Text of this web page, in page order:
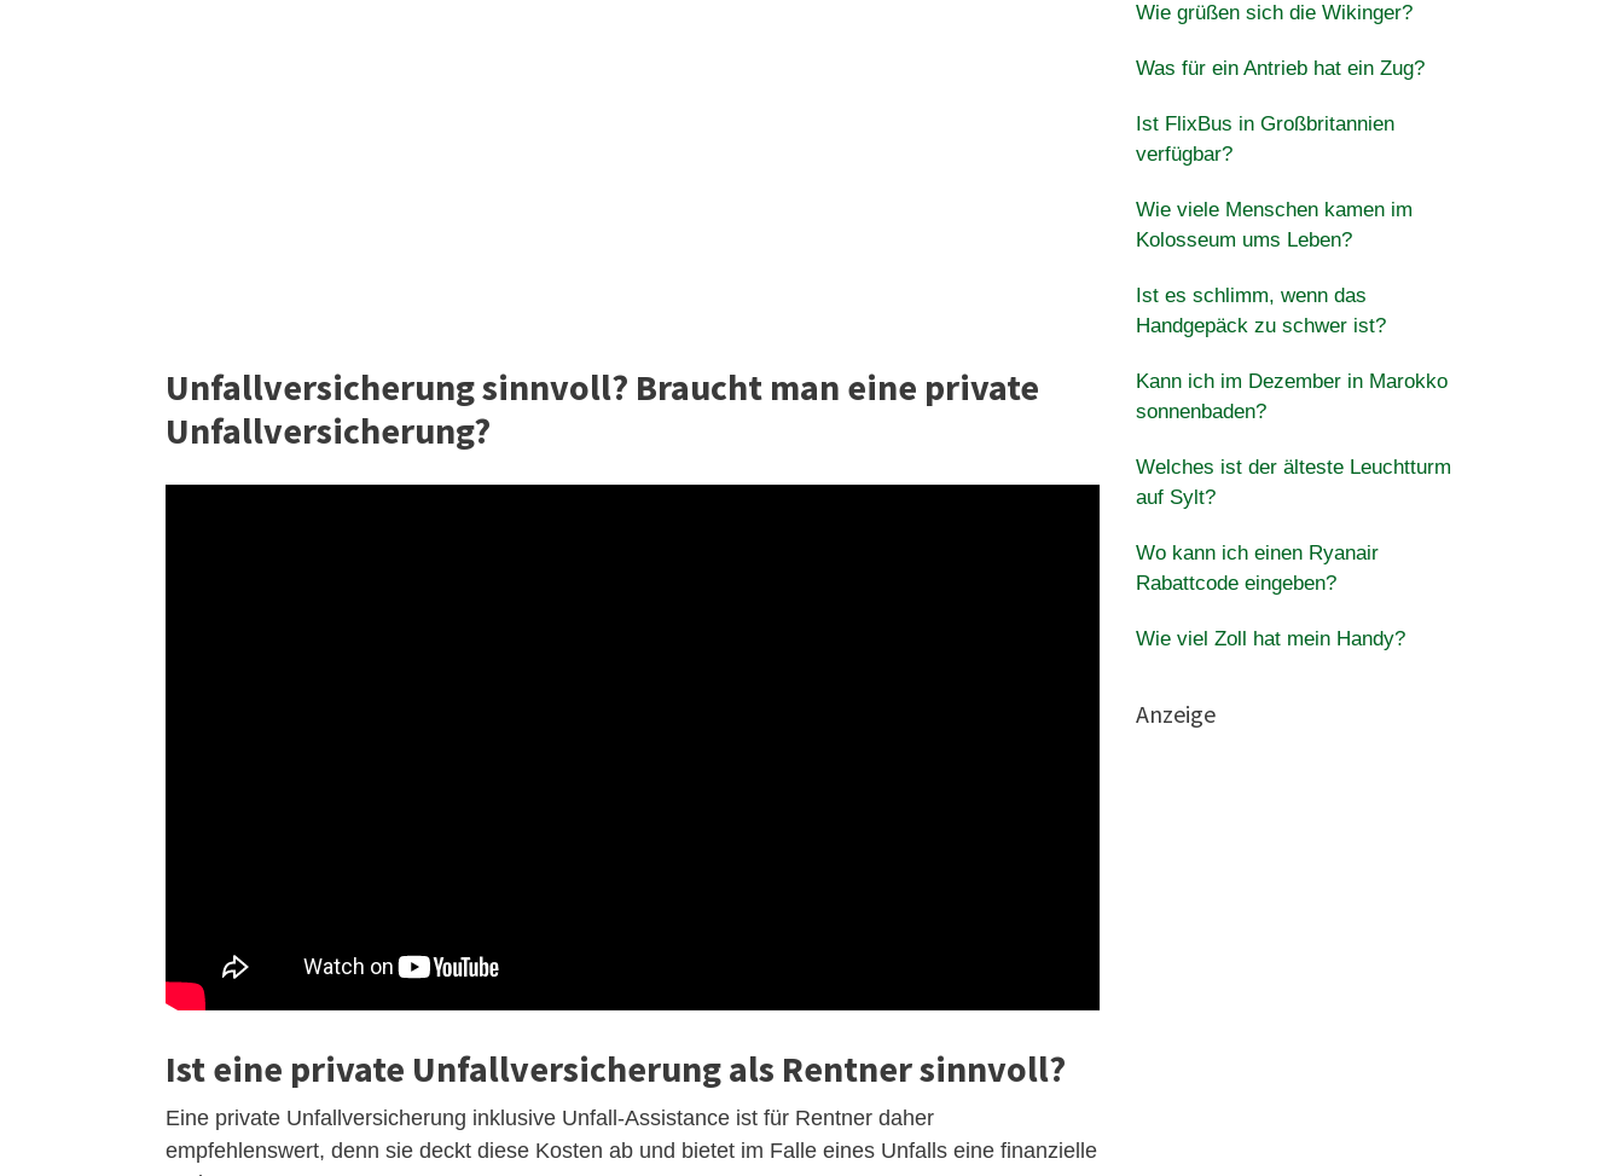
Unfallversicherung sinnvoll? Braucht man eine private
Unfallversicherung?
Ist eine private Unfallversicherung als Rentner sinnvoll?
Eine private Unfallversicherung inklusive Unfall-Assistance ist für Rentner daher
empfehlenswert, denn sie deckt diese Kosten ab und bietet im Falle eines Unfalls eine finanzielle
Wie grüßen sich die Wikinger?
Was für ein Antrieb hat ein Zug?
Ist FlixBus in Großbritannien
verfügbar?
Wie viele Menschen kamen im
Kolosseum ums Leben?
Ist es schlimm, wenn das
Handgepäck zu schwer ist?
Kann ich im Dezember in Marokko
sonnenbaden?
Welches ist der älteste Leuchtturm
auf Sylt?
Wo kann ich einen Ryanair
Rabattcode eingeben?
Wie viel Zoll hat mein Handy?
Anzeige